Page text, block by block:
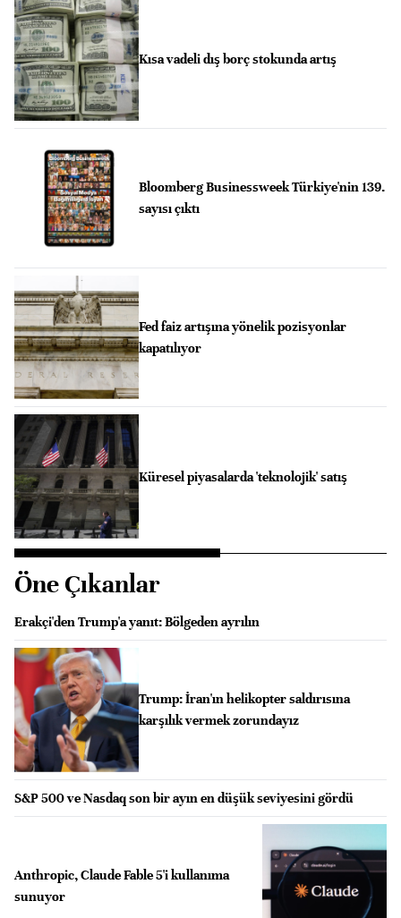
Kısa vadeli dış borç stokunda artış
Bloomberg Businessweek Türkiye'nin 139.
sayısı çıktı
Fed faiz artışına yönelik pozisyonlar
kapatılıyor
Küresel piyasalarda 'teknolojik' satış
Öne Çıkanlar
Erakçi'den Trump'a yanıt: Bölgeden ayrılın
Trump: İran'ın helikopter saldırısına
karşılık vermek zorundayız
S&P 500 ve Nasdaq son bir ayın en düşük seviyesini gördü
Anthropic, Claude Fable 5'i kullanıma
sunuyor